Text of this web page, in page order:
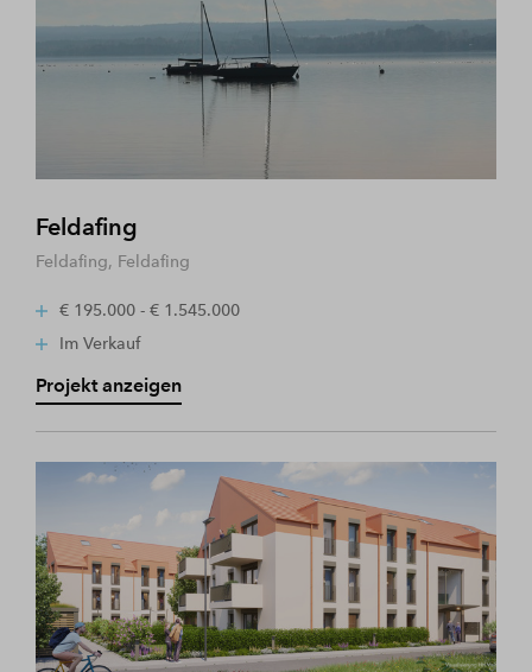
Feldafing
Feldafing, Feldafing
€ 195.000 - € 1.545.000
Im Verkauf
Projekt anzeigen